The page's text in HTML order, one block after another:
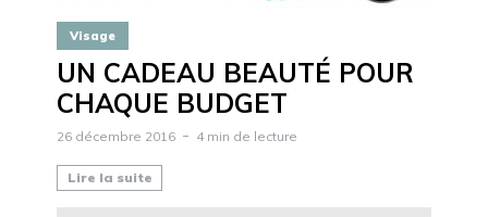
Visage
UN CADEAU BEAUTÉ POUR
CHAQUE BUDGET
26 décembre 2016 4 min de lecture
Lire la suite